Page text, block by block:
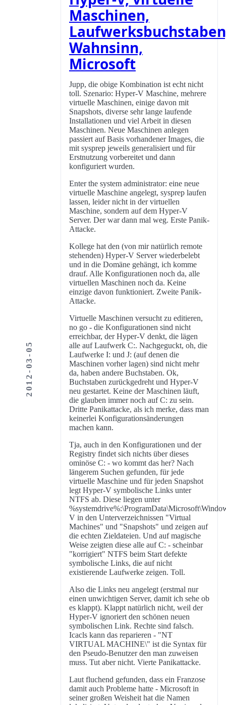
2012-03-05
Maschinen,
Wahnsinn,
Microsoft
Jupp, die obige Kombination ist echt nicht
toll. Szenario: Hyper-V Maschine, mehrere
virtuelle Maschinen, einige davon mit
Snapshots, diverse sehr lange laufende
Installationen und viel Arbeit in diesen
Maschinen. Neue Maschinen anlegen
passiert auf Basis vorhandener Images, die
mit sysprep jeweils generalisiert und für
Erstnutzung vorbereitet und dann
konfiguriert wurden.
Enter the system administrator: eine neue
virtuelle Maschine angelegt, sysprep laufen
lassen, leider nicht in der virtuellen
Maschine, sondern auf dem Hyper-V
Server. Der war dann mal weg. Erste Panik-
Attacke.
Kollege hat den (von mir natürlich remote
stehenden) Hyper-V Server wiederbelebt
und in die Domäne gehängt, ich komme
drauf. Alle Konfigurationen noch da, alle
virtuellen Maschinen noch da. Keine
einzige davon funktioniert. Zweite Panik-
Attacke.
Virtuelle Maschinen versucht zu editieren,
no go - die Konfigurationen sind nicht
erreichbar, der Hyper-V denkt, die lägen
alle auf Laufwerk C:. Nachgeguckt, oh, die
Laufwerke I: und J: (auf denen die
Maschinen vorher lagen) sind nicht mehr
da, haben andere Buchstaben. Ok,
Buchstaben zurückgedreht und Hyper-V
neu gestartet. Keine der Maschinen läuft,
die glauben immer noch auf C: zu sein.
Dritte Panikattacke, als ich merke, dass man
keinerlei Konfigurationsänderungen
machen kann.
Tja, auch in den Konfigurationen und der
Registry findet sich nichts über dieses
ominöse C: - wo kommt das her? Nach
längerem Suchen gefunden, für jede
virtuelle Maschine und für jeden Snapshot
legt Hyper-V symbolische Links unter
NTFS ab. Diese liegen unter
V in den Unterverzeichnissen "Virtual
Machines" und "Snapshots" und zeigen auf
die echten Zieldateien. Und auf magische
Weise zeigten diese alle auf C: - scheinbar
"korrigiert" NTFS beim Start defekte
symbolische Links, die auf nicht
existierende Laufwerke zeigen. Toll.
Also die Links neu angelegt (erstmal nur
einen unwichtigen Server, damit ich sehe ob
es klappt). Klappt natürlich nicht, weil der
Hyper-V ignoriert den schönen neuen
symbolischen Link. Rechte sind falsch.
Icacls kann das reparieren - "NT
VIRTUAL MACHINE\" ist die Syntax für
den Pseudo-Benutzer den man zuweisen
muss. Tut aber nicht. Vierte Panikattacke.
Laut fluchend gefunden, dass ein Franzose
damit auch Probleme hatte - Microsoft in
seiner großen Weisheit hat die Namen